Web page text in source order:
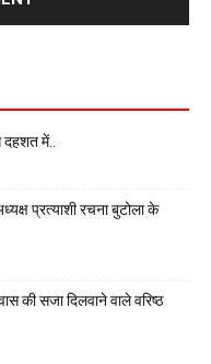
में..
प्रत्याशी रचना बुटोला के
की सजा दिलवाने वाले वरिष्ठ